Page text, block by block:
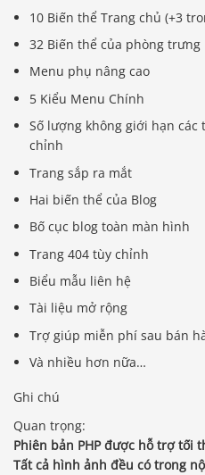
10 Biến thể Trang chủ (+3
32 Biến thể của phòng trưng
Menu phụ nâng cao
5 Kiểu Menu Chính
Số lượng không giới hạn
chỉnh
Trang sắp ra mắt
Hai biến thể của Blog
Bố cục blog toàn màn hình
Trang 404 tùy chỉnh
Biểu mẫu liên hệ
Tài liệu mở rộng
Trợ giúp miễn phí sau bán
Và nhiều hơn nữa…
Ghi chú
Quan trọng:
Phiên bản PHP được hỗ trợ tối
Tất cả hình ảnh đều có trong